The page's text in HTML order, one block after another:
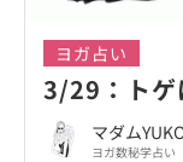
ヨガ占い
3/29：トゲ
マダム
ヨガ数秘学占い